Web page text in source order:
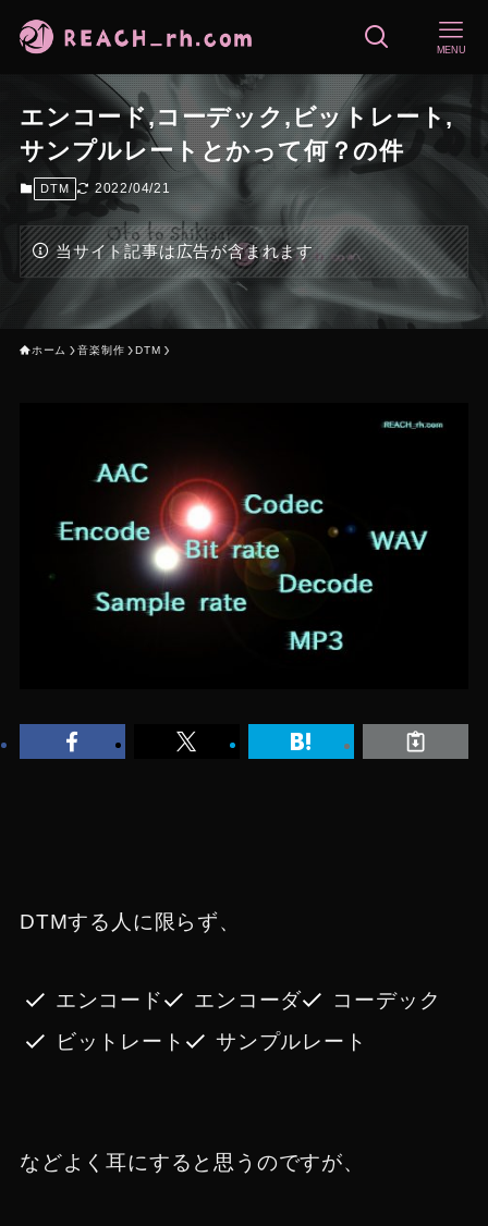
MENU
エンコード,コーデック,ビットレート,
サンプルレートとかって何？の件
DTM 2022/04/21
当サイト記事は広告が含まれます
ホーム 音楽制作 DTM
DTMする人に限らず、
エンコード エンコーダ
コーデック
ビットレート
サンプルレート
などよく耳にすると思うのですが、